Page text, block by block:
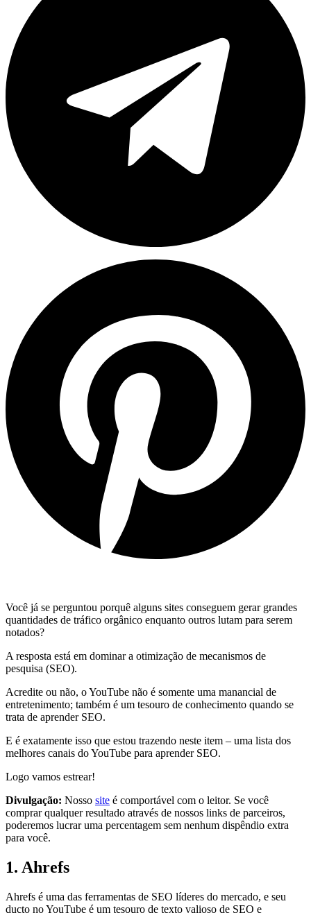
Você já se perguntou porquê alguns sites conseguem gerar grandes
quantidades de tráfico orgânico enquanto outros lutam para serem
notados?
A resposta está em dominar a otimização de mecanismos de
pesquisa (SEO).
Acredite ou não, o YouTube não é somente uma manancial de
entretenimento; também é um tesouro de conhecimento quando se
trata de aprender SEO.
E é exatamente isso que estou trazendo neste item – uma lista dos
melhores canais do YouTube para aprender SEO.
Logo vamos estrear!
Divulgação: Nosso site é comportável com o leitor. Se você
comprar qualquer resultado através de nossos links de parceiros,
poderemos lucrar uma percentagem sem nenhum dispêndio extra
para você.
1. Ahrefs
Ahrefs é uma das ferramentas de SEO líderes do mercado, e seu
ducto no YouTube é um tesouro de texto valioso de SEO e